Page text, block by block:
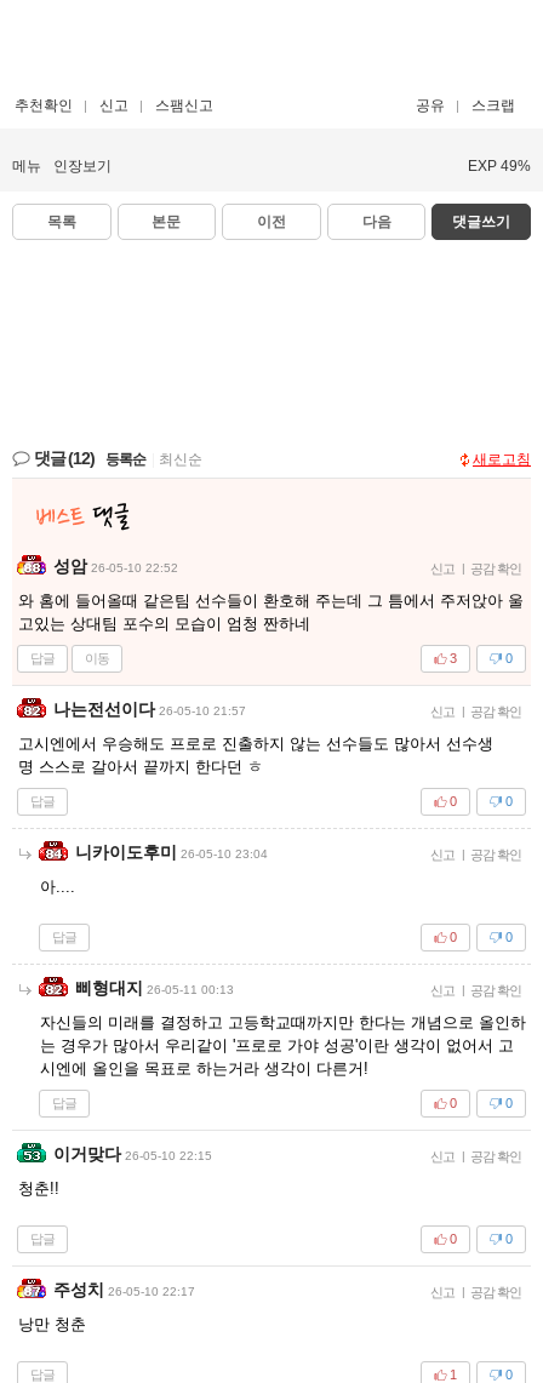
추천확인 신고 스팸신고 공유 스크랩
메뉴 인장보기 EXP 49%
목록 본문 이전 다음 댓글쓰기
댓글(12) 등록순 최신순 새로고침
성암 26-05-10 22:52 신고 | 공감 확인
와 홈에 들어올때 같은팀 선수들이 환호해 주는데 그 틈에서 주저앉아 울
고있는 상대팀 포수의 모습이 엄청 짠하네
답글 이동 0
3
나는전선이다 26-05-10 21:57 신고 | 공감 확인
고시엔에서 우승해도 프로로 진출하지 않는 선수들도 많아서 선수생
명 스스로 갈아서 끝까지 한다던 ㅎ
답글 0
0
니카이도후미 26-05-10 23:04 신고 | 공감 확인
아....
답글 0
0
삐형대지 26-05-11 00:13 신고 | 공감 확인
자신들의 미래를 결정하고 고등학교때까지만 한다는 개념으로 올인하
는 경우가 많아서 우리같이 '프로로 가야 성공'이란 생각이 없어서 고
시엔에 올인을 목표로 하는거라 생각이 다른거!
답글 0
0
이거맞다 26-05-10 22:15 신고 | 공감 확인
청춘!!
답글 0
0
주성치 26-05-10 22:17 신고 | 공감 확인
낭만 청춘
답글 0
1